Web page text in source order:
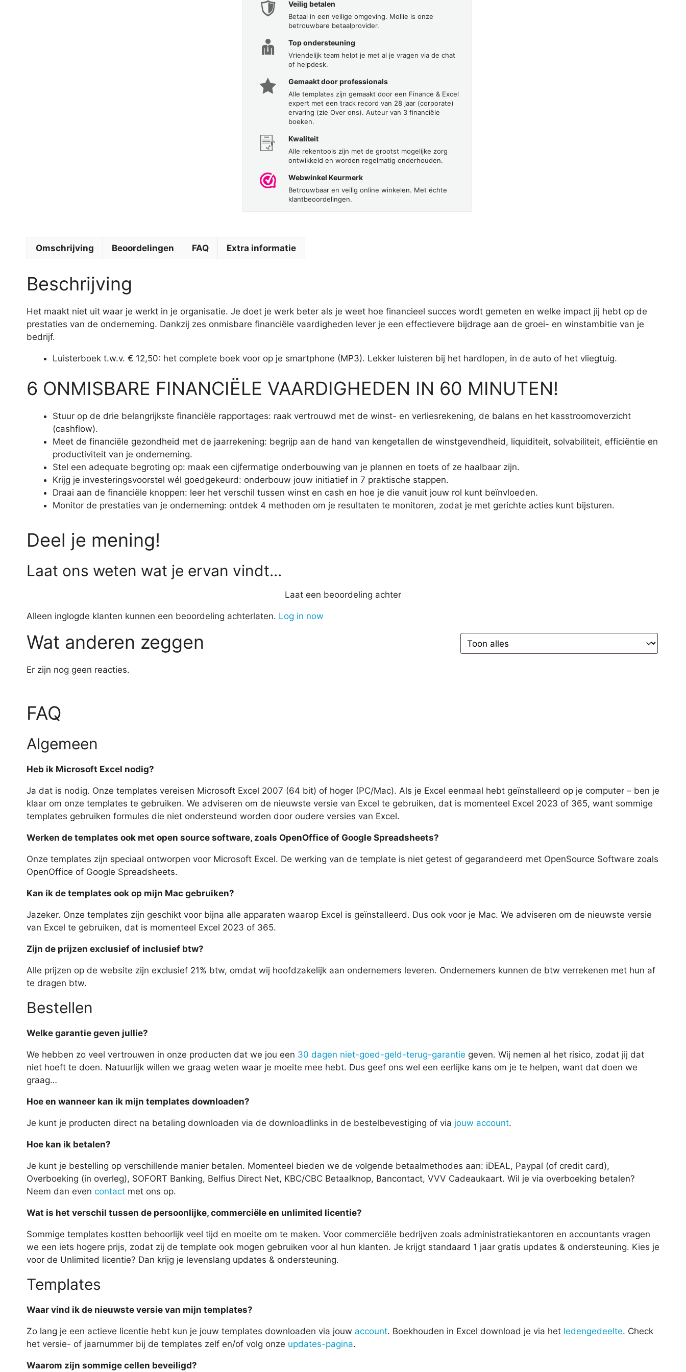
Veilig betalen
Betaal in een veilige omgeving. Mollie is onze
betrouwbare betaalprovider.
Top ondersteuning
Vriendelijk team helpt je met al je vragen via de chat
of helpdesk.
Gemaakt door professionals
Alle templates zijn gemaakt door een Finance & Excel
expert met een track record van 28 jaar (corporate)
ervaring (zie Over ons). Auteur van 3 financiële
boeken.
Kwaliteit
Alle rekentools zijn met de grootst mogelijke zorg
ontwikkeld en worden regelmatig onderhouden.
Webwinkel Keurmerk
Betrouwbaar en veilig online winkelen. Met échte
klantbeoordelingen.
Omschrijving Beoordelingen FAQ Extra informatie
Beschrijving
Het maakt niet uit waar je werkt in je organisatie. Je doet je werk beter als je weet hoe financieel succes wordt gemeten en welke impact jij hebt op de
prestaties van de onderneming. Dankzij zes onmisbare financiële vaardigheden lever je een effectievere bijdrage aan de groei- en winstambitie van je
bedrijf.
Luisterboek t.w.v. € 12,50: het complete boek voor op je smartphone (MP3). Lekker luisteren bij het hardlopen, in de auto of het vliegtuig.
6 ONMISBARE FINANCIËLE VAARDIGHEDEN IN 60 MINUTEN!
Stuur op de drie belangrijkste financiële rapportages: raak vertrouwd met de winst- en verliesrekening, de balans en het kasstroomoverzicht
(cashflow).
Meet de financiële gezondheid met de jaarrekening: begrijp aan de hand van kengetallen de winstgevendheid, liquiditeit, solvabiliteit, efficiëntie en
productiviteit van je onderneming.
Stel een adequate begroting op: maak een cijfermatige onderbouwing van je plannen en toets of ze haalbaar zijn.
Krijg je investeringsvoorstel wél goedgekeurd: onderbouw jouw initiatief in 7 praktische stappen.
Draai aan de financiële knoppen: leer het verschil tussen winst en cash en hoe je die vanuit jouw rol kunt beïnvloeden.
Monitor de prestaties van je onderneming: ontdek 4 methoden om je resultaten te monitoren, zodat je met gerichte acties kunt bijsturen.
Deel je mening!
Laat ons weten wat je ervan vindt...
Laat een beoordeling achter
Alleen inglogde klanten kunnen een beoordeling achterlaten. Log in now
Wat anderen zeggen
Er zijn nog geen reacties.
FAQ
Algemeen
Heb ik Microsoft Excel nodig?
Ja dat is nodig. Onze templates vereisen Microsoft Excel 2007 (64 bit) of hoger (PC/Mac). Als je Excel eenmaal hebt geïnstalleerd op je computer – ben je
klaar om onze templates te gebruiken. We adviseren om de nieuwste versie van Excel te gebruiken, dat is momenteel Excel 2023 of 365, want sommige
templates gebruiken formules die niet ondersteund worden door oudere versies van Excel.
Werken de templates ook met open source software, zoals OpenOffice of Google Spreadsheets?
Onze templates zijn speciaal ontworpen voor Microsoft Excel. De werking van de template is niet getest of gegarandeerd met OpenSource Software zoals
OpenOffice of Google Spreadsheets.
Kan ik de templates ook op mijn Mac gebruiken?
Jazeker. Onze templates zijn geschikt voor bijna alle apparaten waarop Excel is geïnstalleerd. Dus ook voor je Mac. We adviseren om de nieuwste versie
van Excel te gebruiken, dat is momenteel Excel 2023 of 365.
Zijn de prijzen exclusief of inclusief btw?
Alle prijzen op de website zijn exclusief 21% btw, omdat wij hoofdzakelijk aan ondernemers leveren. Ondernemers kunnen de btw verrekenen met hun af
te dragen btw.
Bestellen
Welke garantie geven jullie?
We hebben zo veel vertrouwen in onze producten dat we jou een 30 dagen niet-goed-geld-terug-garantie geven. Wij nemen al het risico, zodat jij dat
niet hoeft te doen. Natuurlijk willen we graag weten waar je moeite mee hebt. Dus geef ons wel een eerlijke kans om je te helpen, want dat doen we
graag…
Hoe en wanneer kan ik mijn templates downloaden?
Je kunt je producten direct na betaling downloaden via de downloadlinks in de bestelbevestiging of via jouw account.
Hoe kan ik betalen?
Je kunt je bestelling op verschillende manier betalen. Momenteel bieden we de volgende betaalmethodes aan: iDEAL, Paypal (of credit card),
Overboeking (in overleg), SOFORT Banking, Belfius Direct Net, KBC/CBC Betaalknop, Bancontact, VVV Cadeaukaart. Wil je via overboeking betalen?
Neem dan even contact met ons op.
Wat is het verschil tussen de persoonlijke, commerciële en unlimited licentie?
Sommige templates kostten behoorlijk veel tijd en moeite om te maken. Voor commerciële bedrijven zoals administratiekantoren en accountants vragen
we een iets hogere prijs, zodat zij de template ook mogen gebruiken voor al hun klanten. Je krijgt standaard 1 jaar gratis updates & ondersteuning. Kies je
voor de Unlimited licentie? Dan krijg je levenslang updates & ondersteuning.
Templates
Waar vind ik de nieuwste versie van mijn templates?
Zo lang je een actieve licentie hebt kun je jouw templates downloaden via jouw account. Boekhouden in Excel download je via het ledengedeelte. Check
het versie- of jaarnummer bij de templates zelf en/of volg onze updates-pagina.
Waarom zijn sommige cellen beveiligd?